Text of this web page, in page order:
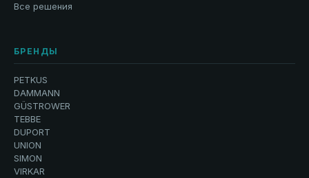
Все решения
БРЕНДЫ
PETKUS
DAMMANN
GÜSTROWER
TEBBE
DUPORT
UNION
SIMON
VIRKAR